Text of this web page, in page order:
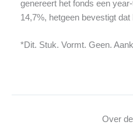
genereert het fonds een
14,7%, hetgeen bevestigt
*Dit. Stuk. Vormt. Geen.
Over